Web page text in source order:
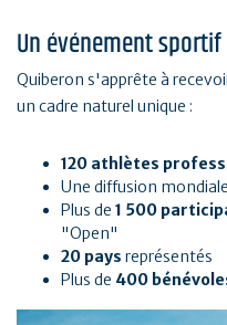
Un événement
Quiberon s'apprête à
un cadre naturel unique :
120 athlètes
Une diffusion
Plus de 1 500
"Open"
20 pays représentés
Plus de 400